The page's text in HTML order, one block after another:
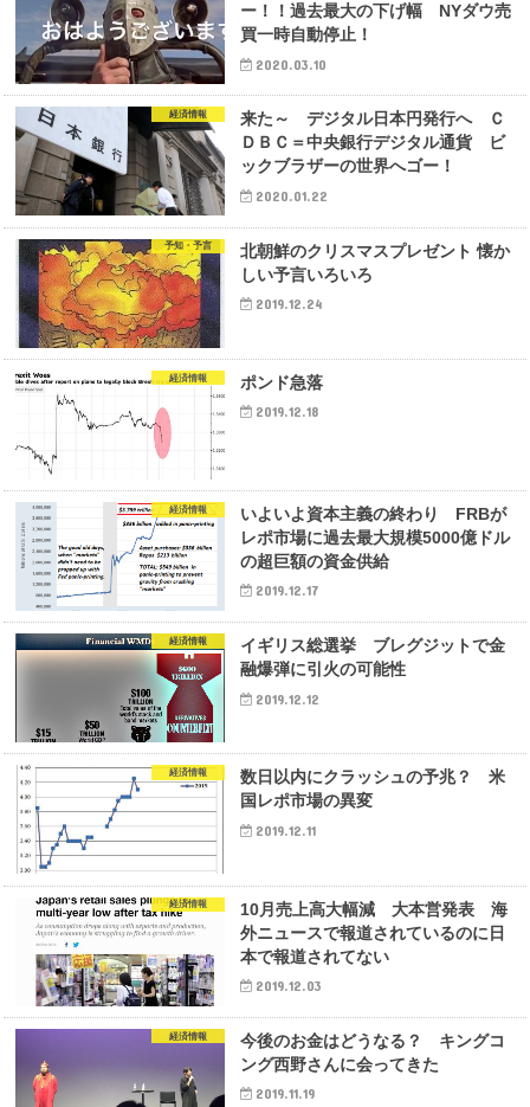
ー！！過去最大の下げ幅 NYダウ売
買一時自動停止！
2020.03.10
経済情報
来た～ デジタル日本円発行へ Ｃ
ＤＢＣ＝中央銀行デジタル通貨 ビ
ックブラザーの世界へゴー！
2020.01.22
予知・予言
北朝鮮のクリスマスプレゼント 懐か
しい予言いろいろ
2019.12.24
経済情報 ポンド急落
2019.12.18
経済情報
いよいよ資本主義の終わり FRBが
レポ市場に過去最大規模5000億ドル
の超巨額の資金供給
2019.12.17
経済情報
イギリス総選挙 ブレグジットで金
融爆弾に引火の可能性
2019.12.12
経済情報
数日以内にクラッシュの予兆？ 米
国レポ市場の異変
2019.12.11
経済情報
10月売上高大幅減 大本営発表 海
外ニュースで報道されているのに日
本で報道されてない
2019.12.03
経済情報
今後のお金はどうなる？ キングコ
ング西野さんに会ってきた
2019.11.19